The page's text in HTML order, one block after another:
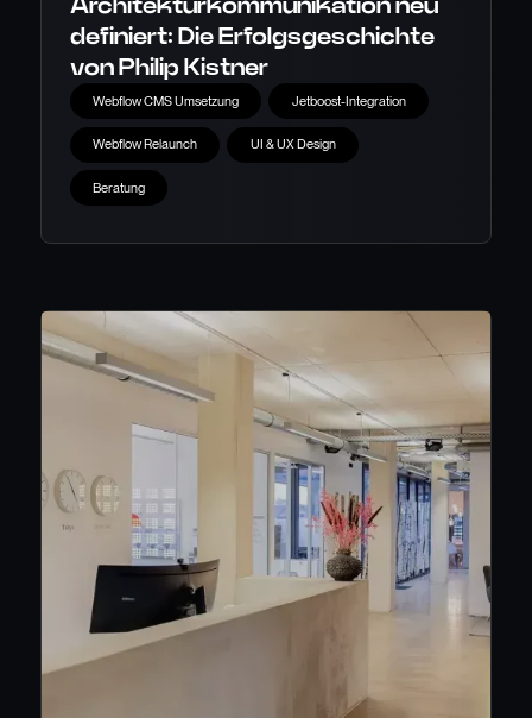
Architekturkommunikation neu
definiert: Die Erfolgsgeschichte
von Philip Kistner
Webflow CMS Umsetzung Jetboost-Integration
Webflow Relaunch UI & UX Design
Beratung